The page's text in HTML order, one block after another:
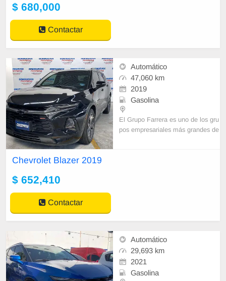
$ 680,000
Contactar
Automático
47,060 km
2019
Gasolina
El Grupo Farrera es uno de los gru
pos empresariales más grandes de
Chevrolet Blazer 2019
$ 652,410
Contactar
Automático
29,693 km
2021
Gasolina